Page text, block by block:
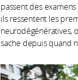
passent des
ils ressentent les
neurodégénératives,
sache depuis quand